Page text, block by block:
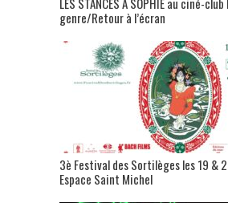
genre/Retour à l’écran
3è Festival des Sortilèges les 19 &
Espace Saint Michel